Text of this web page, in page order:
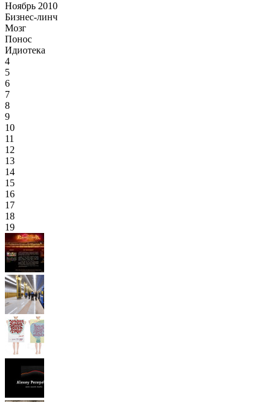
Ноябрь 2010
Бизнес-линч
Мозг
Понос
Идиотека
4
5
6
7
8
9
10
11
12
13
14
15
16
17
18
19